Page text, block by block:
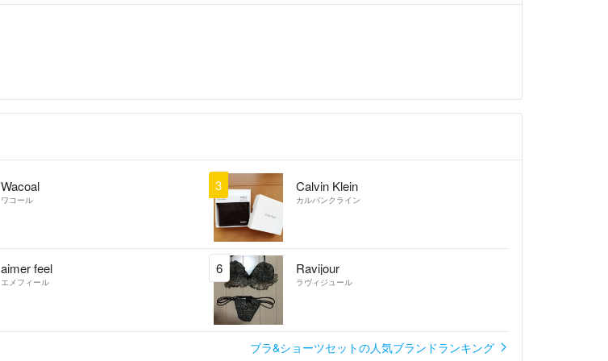
Wacoal
ワコール
3 Calvin Klein
カルバンクライン
aimer feel
エメフィール
6 Ravijour
ラヴィジュール
ブラ&ショーツセットの人気ブランドランキング